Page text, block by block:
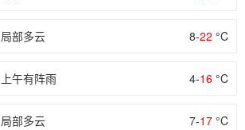
局部多云 8-22 °C
上午有阵雨 4-16 °C
局部多云 7-17 °C